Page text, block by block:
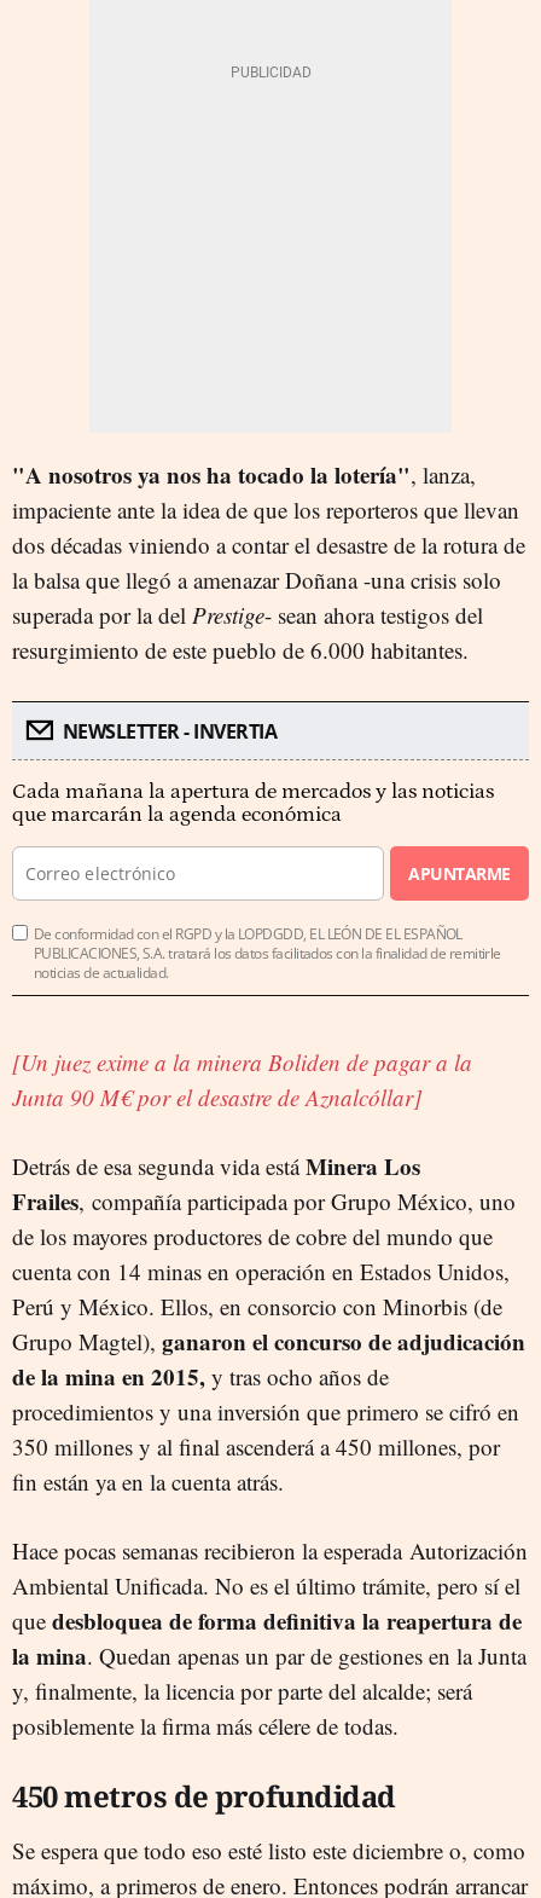
"A nosotros ya nos ha tocado la lotería", lanza,
impaciente ante la idea de que los reporteros que llevan
dos décadas viniendo a contar el desastre de la rotura de
la balsa que llegó a amenazar Doñana -una crisis solo
superada por la del Prestige- sean ahora testigos del
resurgimiento de este pueblo de 6.000 habitantes.
NEWSLETTER - INVERTIA
Cada mañana la apertura de mercados y las noticias
que marcarán la agenda económica
APUNTARME
De conformidad con el RGPD y la LOPDGDD, EL LEÓN DE EL ESPAÑOL
PUBLICACIONES, S.A. tratará los datos facilitados con la finalidad de remitirle
noticias de actualidad.
[Un juez exime a la minera Boliden de pagar a la
Junta 90 M€ por el desastre de Aznalcóllar]
Detrás de esa segunda vida estáMinera Los
Frailes, compañía participada por Grupo México, uno
de los mayores productores de cobre del mundo que
cuenta con 14 minas en operación en Estados Unidos,
Perú y México. Ellos, en consorcio con Minorbis (de
Grupo Magtel), ganaron el concurso de adjudicación
de la mina en 2015, y tras ocho años de
procedimientos y una inversión que primero se cifró en
350 millones y al final ascenderá a 450 millones, por
fin están ya en la cuenta atrás.
Hace pocas semanas recibieron la esperada Autorización
Ambiental Unificada. No es el último trámite, pero sí el
que desbloquea de forma definitiva la reapertura de
la mina. Quedan apenas un par de gestiones en la Junta
y, finalmente, la licencia por parte del alcalde; será
posiblemente la firma más célere de todas.
450 metros de profundidad
Se espera que todo eso esté listo este diciembre o, como
máximo, a primeros de enero. Entonces podrán arrancar